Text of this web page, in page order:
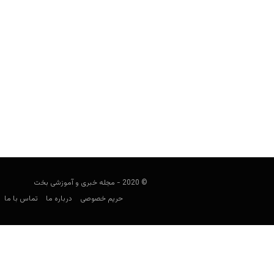
© 2020 - مجله خبری و آموزشی بخت
حریم خصوصی
درباره ما تماس با ما